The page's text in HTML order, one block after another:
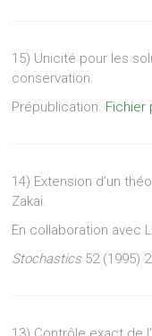
15) Unicité pour les
conservation.
Prépublication. Fichier
14) Extension d’un
Zakai.
En collaboration avec
Stochastics 52 (1995)